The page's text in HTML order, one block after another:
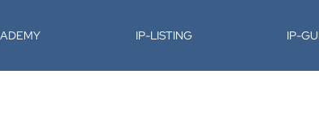
IP-LISTING IP-